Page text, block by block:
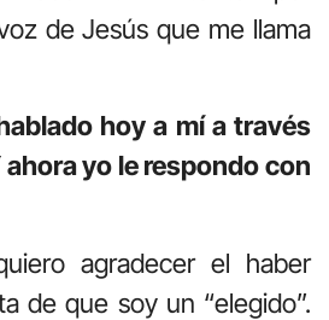
de Jesús que me llama
hoy a mí a través
ahora yo le respondo con
agradecer el haber
de que soy un “elegido”.